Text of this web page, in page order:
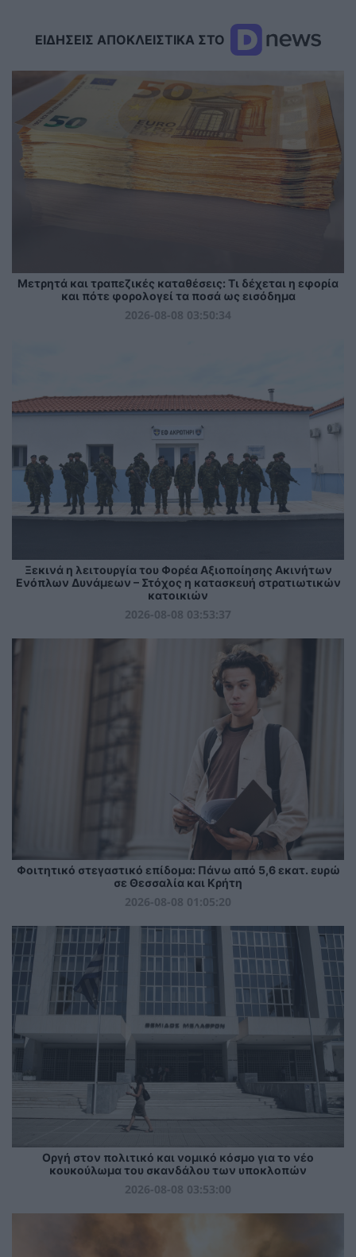
ΕΙΔΗΣΕΙΣ ΑΠΟΚΛΕΙΣΤΙΚΑ ΣΤΟ
Μετρητά και τραπεζικές καταθέσεις: Τι δέχεται η εφορία
και πότε φορολογεί τα ποσά ως εισόδημα
2026-08-08 03:50:34
Ξεκινά η λειτουργία του Φορέα Αξιοποίησης Ακινήτων
Ενόπλων Δυνάμεων – Στόχος η κατασκευή στρατιωτικών
κατοικιών
2026-08-08 03:53:37
Φοιτητικό στεγαστικό επίδομα: Πάνω από 5,6 εκατ. ευρώ
σε Θεσσαλία και Κρήτη
2026-08-08 01:05:20
Οργή στον πολιτικό και νομικό κόσμο για το νέο
κουκούλωμα του σκανδάλου των υποκλοπών
2026-08-08 03:53:00